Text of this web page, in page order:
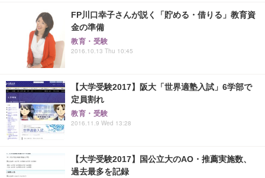
FP川口幸子さんが説く「貯める・借りる」教育資
金の準備
教育・受験
2016.10.13 Thu 10:45
【大学受験2017】阪大「世界適塾入試」6学部で
定員割れ
教育・受験
2016.11.9 Wed 13:28
【大学受験2017】国公立大のAO・推薦実施数、
過去最多を記録